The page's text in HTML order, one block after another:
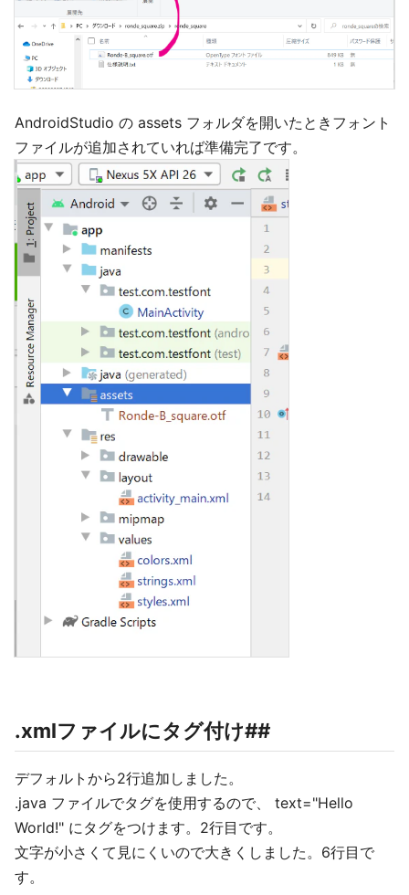
AndroidStudio の assets フォルダを開いたときフォント
ファイルが追加されていれば準備完了です。
.xmlファイルにタグ付け##
デフォルトから2行追加しました。
.java ファイルでタグを使用するので、 text="Hello
World!" にタグをつけます。2行目です。
文字が小さくて見にくいので大きくしました。6行目で
す。